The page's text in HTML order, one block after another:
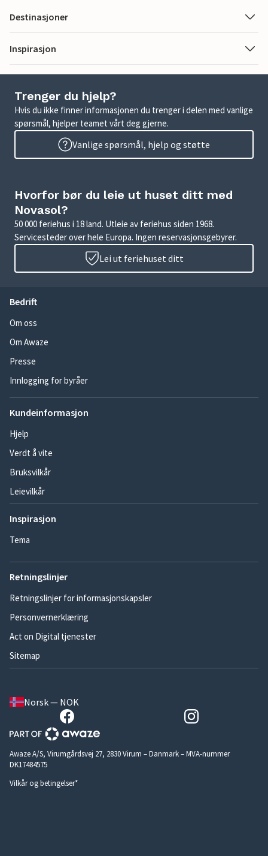
Destinasjoner
Inspirasjon
Trenger du hjelp?
Hvis du ikke finner informasjonen du trenger i delen med vanlige
spørsmål, hjelper teamet vårt deg gjerne.
Vanlige spørsmål, hjelp og støtte
Hvorfor bør du leie ut huset ditt med
Novasol?
50 000 feriehus i 18 land. Utleie av feriehus siden 1968.
Servicesteder over hele Europa. Ingen reservasjonsgebyrer.
Lei ut feriehuset ditt
Bedrift
Om oss
Om Awaze
Presse
Innlogging for byråer
Kundeinformasjon
Hjelp
Verdt å vite
Bruksvilkår
Leievilkår
Inspirasjon
Tema
Retningslinjer
Retningslinjer for informasjonskapsler
Personvernerklæring
Act on Digital tjenester
Sitemap
Norsk — NOK
Awaze A/S, Virumgårdsvej 27, 2830 Virum – Danmark – MVA-nummer
DK17484575
Vilkår og betingelser*